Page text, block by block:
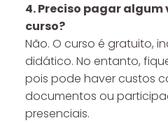
4. Preciso pagar
curso?
Não. O curso é gratuito,
didático. No entanto,
pois pode haver custos
documentos ou
presenciais.